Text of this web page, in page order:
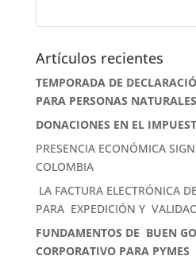
Artículos recientes
TEMPORADA DE
PARA PERSONAS NATURALES
DONACIONES EN EL
PRESENCIA ECONÓMICA
COLOMBIA
LA FACTURA ELECTRÓNICA
PARA EXPEDICIÓN Y
FUNDAMENTOS DE BUEN
CORPORATIVO PARA PYMES